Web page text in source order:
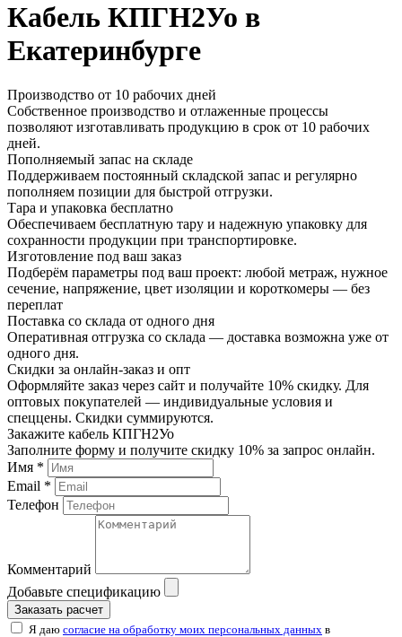
Кабель КПГН2Уо в
Екатеринбурге
Производство от 10 рабочих дней
Собственное производство и отлаженные процессы
позволяют изготавливать продукцию в срок от 10 рабочих
дней.
Пополняемый запас на складе
Поддерживаем постоянный складской запас и регулярно
пополняем позиции для быстрой отгрузки.
Тара и упаковка бесплатно
Обеспечиваем бесплатную тару и надежную упаковку для
сохранности продукции при транспортировке.
Изготовление под ваш заказ
Подберём параметры под ваш проект: любой метраж, нужное
сечение, напряжение, цвет изоляции и короткомеры — без
переплат
Поставка со склада от одного дня
Оперативная отгрузка со склада — доставка возможна уже от
одного дня.
Скидки за онлайн-заказ и опт
Оформляйте заказ через сайт и получайте 10% скидку. Для
оптовых покупателей — индивидуальные условия и
спеццены. Скидки суммируются.
Закажите кабель КПГН2Уо
Заполните форму и получите скидку 10% за запрос онлайн.
Имя *
Email *
Телефон
Комментарий
Добавьте спецификацию
Заказать расчет
Я даю согласие на обработку моих персональных данных в